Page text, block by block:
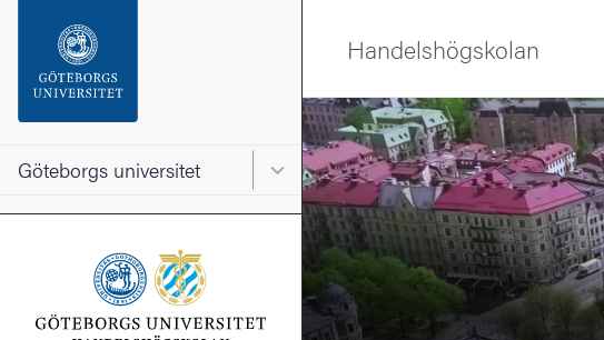
Sidfoten
Göteborgs universitet Huvudmeny för Göteborgs universitet
Handelshögskolan
Bild